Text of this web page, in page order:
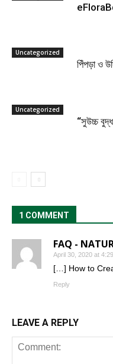
Uncategorized
পিঁপড়া ও
Uncategorized
“সুউচ্চ
1 COMMENT
FAQ -
April 30, 2020 at
[…] How to
Reply
LEAVE A REPLY